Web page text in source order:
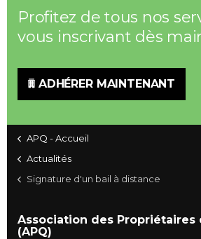
Profitez de tous nos
vous inscrivant dès
ADHÉRER MAINTENANT
APQ - Accueil
Actualités
Signature d'un bail à distance
Association des Propriétaires
(APQ)